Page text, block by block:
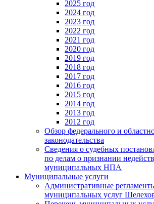
2025 год
2024 год
2023 год
2022 год
2021 год
2020 год
2019 год
2018 год
2017 год
2016 год
2015 год
2014 год
2013 год
2012 год
Обзор федерального и
законодательства
Сведения о судебных
по делам о признании
муниципальных НПА
Муниципальные услуги
Административные
муниципальных услуг